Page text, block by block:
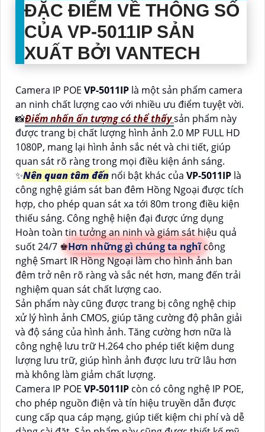
ĐẶC ĐIỂM VỀ THÔNG SỐ
CỦA VP-5011IP SẢN
XUẤT BỞI VANTECH
Camera IP POE VP-5011IP là một sản phẩm camera
an ninh chất lượng cao với nhiều ưu điểm tuyệt vời.
📸Điểm nhấn ấn tượng có thể thấysản phẩm này
được trang bị chất lượng hình ảnh 2.0 MP FULL HD
1080P, mang lại hình ảnh sắc nét và chi tiết, giúp
quan sát rõ ràng trong mọi điều kiện ánh sáng.
✨Nên quan tâm đến nổi bật khác của VP-5011IP là
công nghệ giám sát ban đêm Hồng Ngoại được tích
hợp, cho phép quan sát xa tới 80m trong điều kiện
thiếu sáng. Công nghệ hiện đại được ứng dụng
Hoàn toàn tin tưởng an ninh và giám sát hiệu quả
suốt 24/7 ♚Hơn những gì chúng ta nghĩcông
nghệ Smart IR Hồng Ngoại làm cho hình ảnh ban
đêm trở nên rõ ràng và sắc nét hơn, mang đến trải
nghiệm quan sát chất lượng cao.
Sản phẩm này cũng được trang bị công nghệ chip
xử lý hình ảnh CMOS, giúp tăng cường độ phân giải
và độ sáng của hình ảnh. Tăng cường hơn nữa là
công nghệ lưu trữ H.264 cho phép tiết kiệm dung
lượng lưu trữ, giúp hình ảnh được lưu trữ lâu hơn
mà không làm giảm chất lượng.
Camera IP POE VP-5011IP còn có công nghệ IP POE,
cho phép nguồn điện và tín hiệu truyền dẫn được
cung cấp qua cáp mạng, giúp tiết kiệm chi phí và dễ